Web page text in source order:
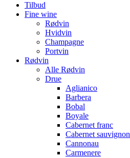
Tilbud
Fine wine
Rødvin
Hvidvin
Champagne
Portvin
Rødvin
Alle Rødvin
Drue
Aglianico
Barbera
Bobal
Boyale
Cabernet franc
Cabernet sauvignon
Cannonau
Carmenere